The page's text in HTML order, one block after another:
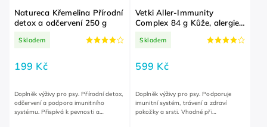
Natureca Křemelina Přírodní
detox a odčervení 250 g
Skladem
199 Kč
Doplněk výživy pro psy. Přírodní detox,
odčervení a podpora imunitního
systému. Přispívá k pevnosti a
Vetki Aller-Immunity
Complex 84 g Kůže, alergie,
Skladem
599 Kč
Doplněk výživy pro psy. Podporuje
imunitní systém, trávení a zdraví
pokožky a srsti. Vhodné při